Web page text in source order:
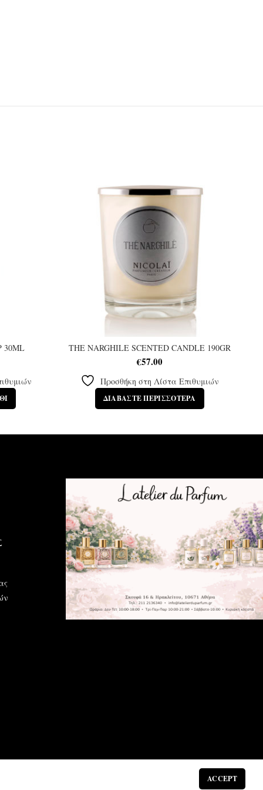
30ML THE NARGHILE SCENTED CANDLE 190GR
€57.00
Προσθήκη στη Λίστα Επιθυμιών
ΔΙΑΒΆΣΤΕ ΠΕΡΙΣΣΌΤΕΡΑ
ACCEPT